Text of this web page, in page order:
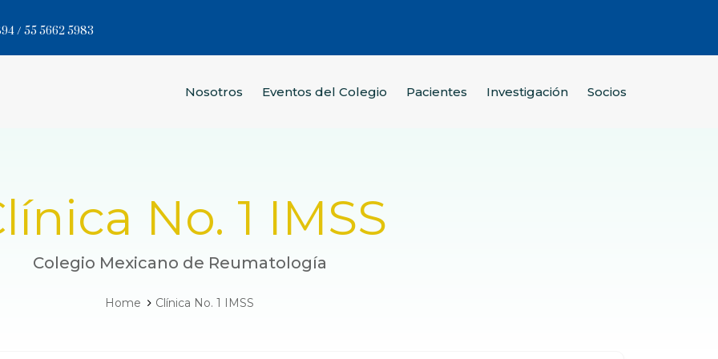
/ 55 5662 5983
Nosotros Eventos del Colegio Pacientes Investigación Socios
No. 1 IMSS
Colegio Mexicano de Reumatología
Home Clínica No. 1 IMSS